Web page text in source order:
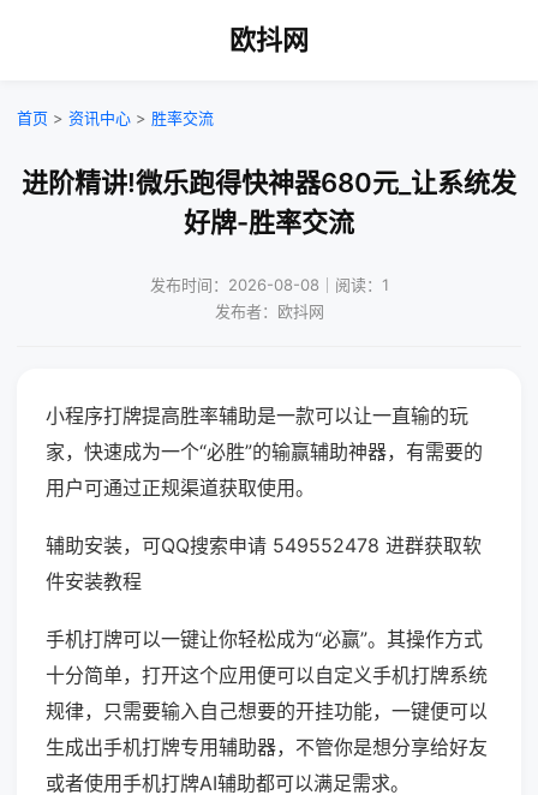
欧抖网
首页 > 资讯中心 > 胜率交流
进阶精讲!微乐跑得快神器680元_让系统发
好牌-胜率交流
发布时间：2026-08-08｜阅读：1
发布者：欧抖网
小程序打牌提高胜率辅助是一款可以让一直输的玩
家，快速成为一个“必胜”的输赢辅助神器，有需要的
用户可通过正规渠道获取使用。
辅助安装，可QQ搜索申请 549552478 进群获取软
件安装教程
手机打牌可以一键让你轻松成为“必赢”。其操作方式
十分简单，打开这个应用便可以自定义手机打牌系统
规律，只需要输入自己想要的开挂功能，一键便可以
生成出手机打牌专用辅助器，不管你是想分享给好友
或者使用手机打牌AI辅助都可以满足需求。